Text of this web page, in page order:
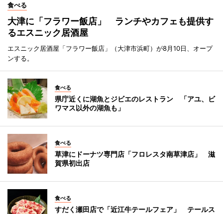
食べる
大津に「フラワー飯店」 ランチやカフェも提供す
るエスニック居酒屋
エスニック居酒屋「フラワー飯店」（大津市浜町）が8月10日、オープ
ンする。
食べる
県庁近くに湖魚とジビエのレストラン 「アユ、ビ
ワマス以外の湖魚も」
食べる
草津にドーナツ専門店「フロレスタ南草津店」 滋
賀県初出店
食べる
すだく瀬田店で「近江牛テールフェア」 テールス